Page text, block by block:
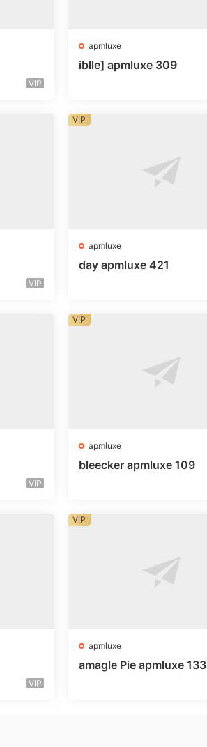
VIP
apmluxe
iblle] apmluxe 309
VIP
apmluxe
day apmluxe 421
VIP
VIP
apmluxe
bleecker apmluxe 109
VIP
VIP
apmluxe
amagle Pie apmluxe 133
VIP